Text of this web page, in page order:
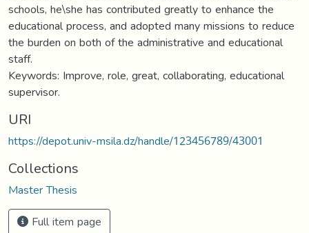
schools, he\she has contributed greatly to enhance the
educational process, and adopted many missions to reduce
the burden on both of the administrative and educational
staff.
Keywords: Improve, role, great, collaborating, educational
supervisor.
URI
https://depot.univ-msila.dz/handle/123456789/43001
Collections
Master Thesis
Full item page